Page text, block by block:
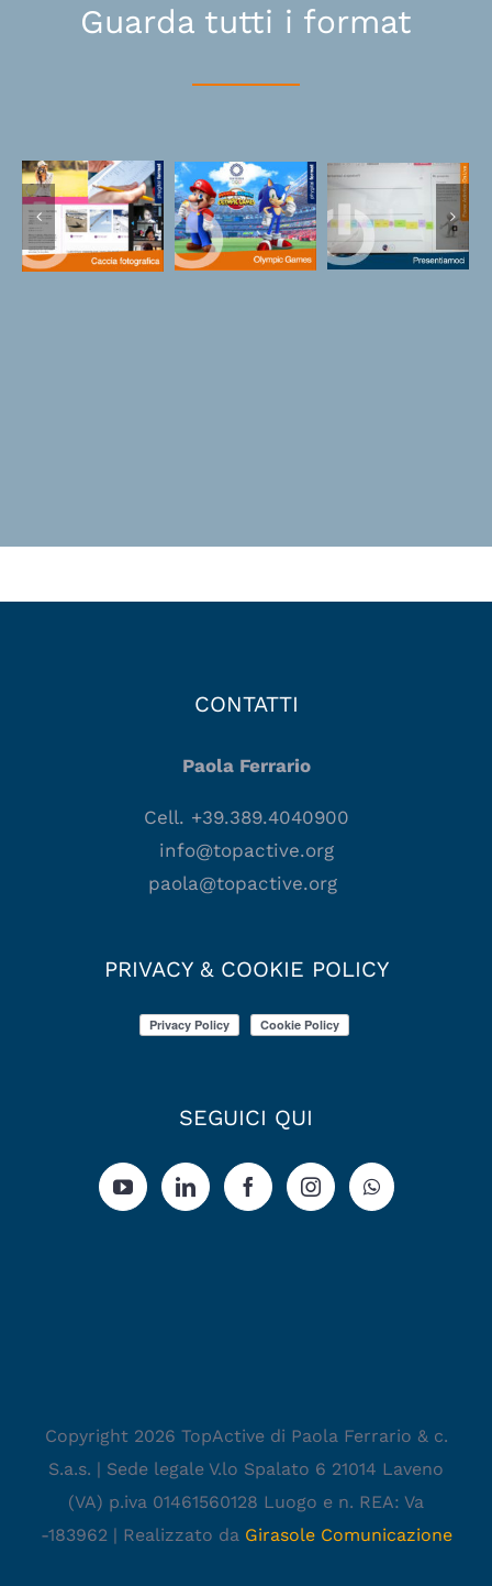
Guarda tutti i format
Caccia
fotografica
online
Olympic
Games
Power
Activities
On Live –
Team
CONTATTI
Paola Ferrario
Cell. +39.389.4040900
info@topactive.org
paola@topactive.org
PRIVACY & COOKIE POLICY
SEGUICI QUI
Copyright 2026 TopActive di Paola Ferrario & c.
S.a.s. | Sede legale V.lo Spalato 6 21014 Laveno
(VA) p.iva 01461560128 Luogo e n. REA: Va
-183962 | Realizzato da Girasole Comunicazione